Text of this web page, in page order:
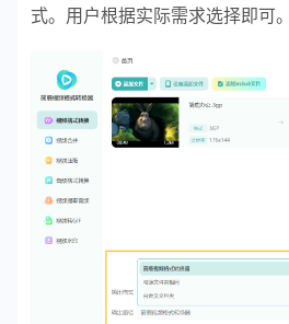
式。用户根据实际需求选择即可。